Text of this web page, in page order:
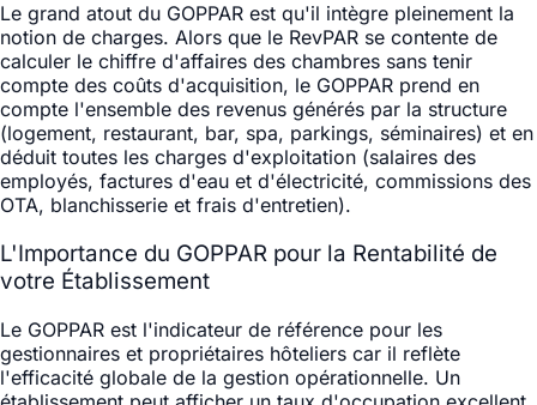
Le grand atout du GOPPAR est qu'il intègre pleinement la
notion de charges. Alors que le RevPAR se contente de
calculer le chiffre d'affaires des chambres sans tenir
compte des coûts d'acquisition, le GOPPAR prend en
compte l'ensemble des revenus générés par la structure
(logement, restaurant, bar, spa, parkings, séminaires) et en
déduit toutes les charges d'exploitation (salaires des
employés, factures d'eau et d'électricité, commissions des
OTA, blanchisserie et frais d'entretien).
L'Importance du GOPPAR pour la Rentabilité de
votre Établissement
Le GOPPAR est l'indicateur de référence pour les
gestionnaires et propriétaires hôteliers car il reflète
l'efficacité globale de la gestion opérationnelle. Un